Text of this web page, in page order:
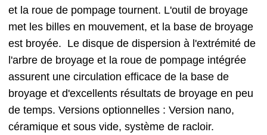
et la roue de pompage tournent. L'outil de broyage
met les billes en mouvement, et la base de broyage
est broyée. Le disque de dispersion à l'extrémité de
l'arbre de broyage et la roue de pompage intégrée
assurent une circulation efficace de la base de
broyage et d'excellents résultats de broyage en peu
de temps. Versions optionnelles : Version nano,
céramique et sous vide, système de racloir.